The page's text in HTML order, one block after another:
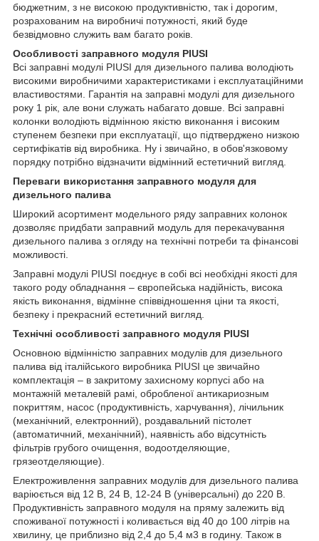
бюджетним, з не високою продуктивністю, так і дорогим,
розрахованим на виробничі потужності, який буде
безвідмовно служить вам багато років.
Особливості заправного модуля PIUSI
Всі заправні модулі PIUSI для дизельного палива володіють
високими виробничими характеристиками і експлуатаційними
властивостями. Гарантія на заправні модулі для дизельного
року 1 рік, але вони служать набагато довше. Всі заправні
колонки володіють відмінною якістю виконання і високим
ступенем безпеки при експлуатації, що підтверджено низкою
сертифікатів від виробника. Ну і звичайно, в обов'язковому
порядку потрібно відзначити відмінний естетичний вигляд.
Переваги використання заправного модуля для
дизельного палива
Широкий асортимент модельного ряду заправних колонок
дозволяє придбати заправний модуль для перекачування
дизельного палива з огляду на технічні потреби та фінансові
можливості.
Заправні модулі PIUSI поєднує в собі всі необхідні якості для
такого роду обладнання – європейська надійність, висока
якість виконання, відмінне співвідношення ціни та якості,
безпеку і прекрасний естетичний вигляд.
Технічні особливості заправного модуля PIUSI
Основною відмінністю заправних модулів для дизельного
палива від італійського виробника PIUSI це звичайно
комплектація – в закритому захисному корпусі або на
монтажній металевій рамі, обробленої антикариозным
покриттям, насос (продуктивність, харчування), лічильник
(механічний, електронний), роздавальний пістолет
(автоматичний, механічний), наявність або відсутність
фільтрів грубого очищення, водоотделяющие,
грязеотделяющие).
Електроживлення заправних модулів для дизельного палива
варіюється від 12 В, 24 В, 12-24 В (універсальні) до 220 В.
Продуктивність заправного модуля на пряму залежить від
споживаної потужності і коливається від 40 до 100 літрів на
хвилину, це приблизно від 2,4 до 5,4 м3 в годину. Також в